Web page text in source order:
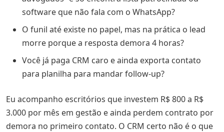
Implementação: o custo escondido que decide sucesso
Quando o CRM sozinho não basta: WhatsApp, API
Checklist prático para decidir em 2026
🚀 Unifique atendimento no WhatsApp com IA e API
Oficial
software que não fala com o WhatsApp?
O funil até existe no papel, mas na prática o lead
morre porque a resposta demora 4 horas?
Você já paga CRM caro e ainda exporta contato
para planilha para mandar follow-up?
Eu acompanho escritórios que investem R$ 800 a R$
3.000 por mês em gestão e ainda perdem contrato por
demora no primeiro contato. O CRM certo não é o que